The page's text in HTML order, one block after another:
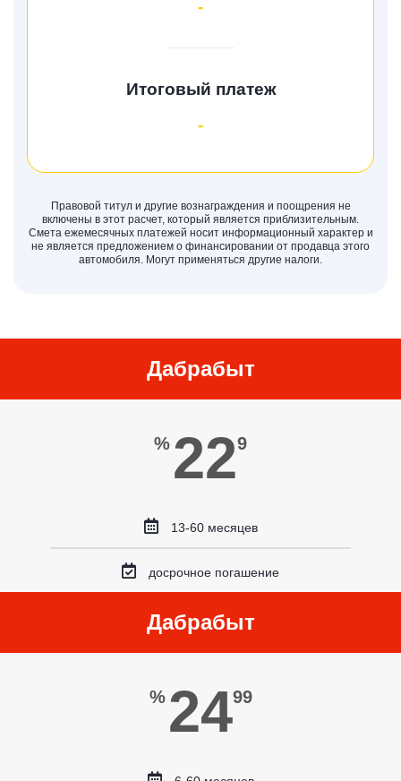
-
Итоговый платеж
-
Правовой титул и другие вознаграждения и поощрения не
включены в этот расчет, который является приблизительным.
Смета ежемесячных платежей носит информационный характер и
не является предложением о финансировании от продавца этого
автомобиля. Могут применяться другие налоги.
Дабрабыт
% 229
13-60 месяцев
досрочное погашение
Дабрабыт
% 2499